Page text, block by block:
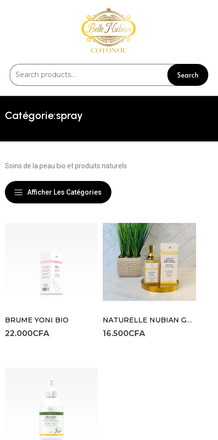
Search
spray
Soins de la peau bio et produits naturels
Afficher Les Catégories
BRUME YONI BIO
22.000CFA
NATURELLE NUBIAN GEL DOUCHE EXFOLIANT CORPS
16.500CFA